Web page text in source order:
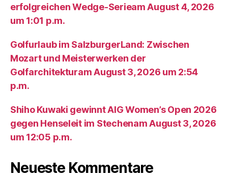
erfolgreichen Wedge-Serieam August 4, 2026
um 1:01 p.m.
Golfurlaub im SalzburgerLand: Zwischen
Mozart und Meisterwerken der
Golfarchitekturam August 3, 2026 um 2:54
p.m.
Shiho Kuwaki gewinnt AIG Women’s Open 2026
gegen Henseleit im Stechenam August 3, 2026
um 12:05 p.m.
Neueste Kommentare